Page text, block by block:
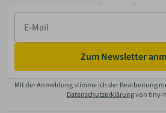
E-
Mail
Zum Newsletter
Mit der Anmeldung stimme ich der Bearbeitung
Datenschutzerklärungvon tiny-